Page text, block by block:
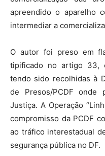
apreendido o aparelho
intermediar a
O autor foi preso em
tipificado no artigo 33,
tendo sido recolhidas à
de Presos/PCDF onde
Justiça. A Operação
compromisso da PCDF
ao tráfico interestadual
segurança pública no DF.